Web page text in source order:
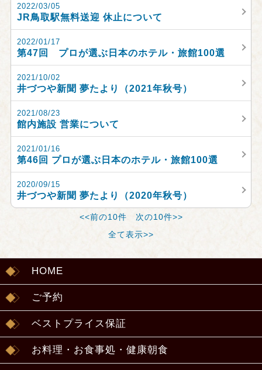
2022/03/05
JR鳥取駅無料送迎 休止について
2022/01/17
第47回 プロが選ぶ日本のホテル・旅館100選
2021/10/02
井づつや新聞 夢たより（2021年秋号）
2021/08/23
館内施設 営業について
2021/01/16
第46回 プロが選ぶ日本のホテル・旅館100選
2020/09/15
井づつや新聞 夢たより（2020年秋号）
<<前の10件
次の10件>>
全て表示>>
HOME
ご予約
ベストプライス保証
お料理・お食事処・健康朝食